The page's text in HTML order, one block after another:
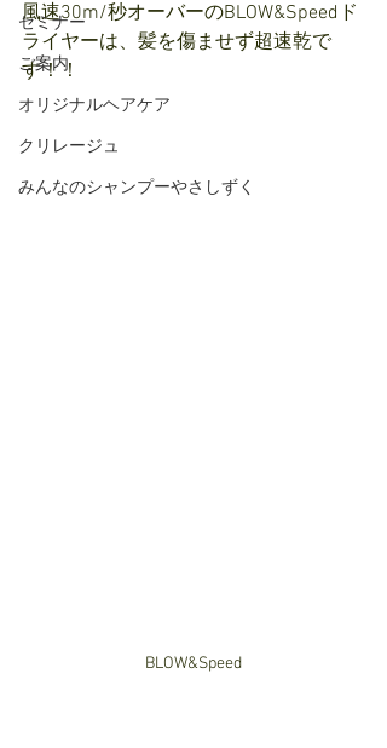
セミナー
ご案内
オリジナルヘアケア
クリレージュ
みんなのシャンプーやさしずく
風速30m/秒オーバーのBLOW&Speedド
ライヤーは、髪を傷ませず超速乾で
す！！
BLOW&Speed